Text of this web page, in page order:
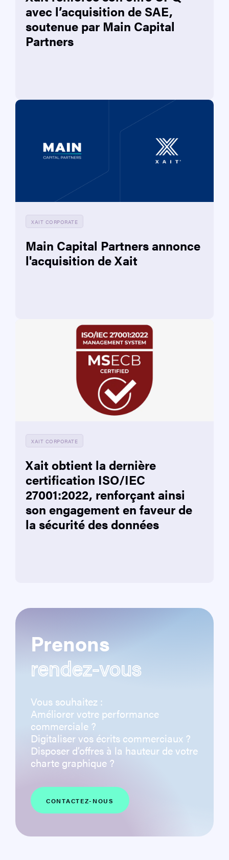
avec l’acquisition de SAE,
soutenue par Main Capital
Partners
XAIT CORPORATE
Main Capital Partners annonce
l'acquisition de Xait
XAIT CORPORATE
Xait obtient la dernière
certification ISO/IEC
27001:2022, renforçant ainsi
son engagement en faveur de
la sécurité des données
Prenons
rendez-vous
Vous souhaitez :
Améliorer votre performance
commerciale ?
Digitaliser vos écrits commerciaux ?
Disposer d’offres à la hauteur de votre
charte graphique ?
CONTACTEZ-NOUS